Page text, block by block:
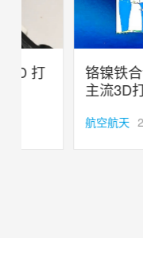
制造的
夹具
印解
工业制